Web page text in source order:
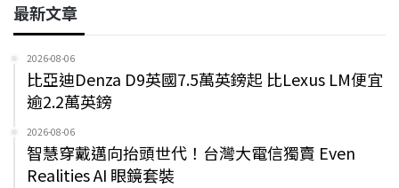
最新文章
2026-08-06
比亞迪Denza D9英國7.5萬英鎊起 比Lexus LM便宜
逾2.2萬英鎊
2026-08-06
智慧穿戴邁向抬頭世代！台灣大電信獨賣 Even
Realities AI 眼鏡套裝